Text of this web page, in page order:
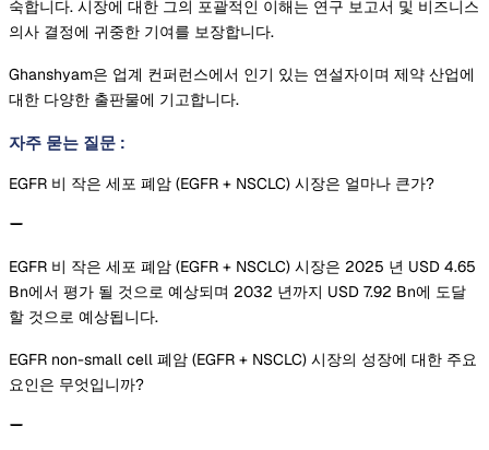
숙합니다. 시장에 대한 그의 포괄적인 이해는 연구 보고서 및 비즈니스
의사 결정에 귀중한 기여를 보장합니다.
Ghanshyam은 업계 컨퍼런스에서 인기 있는 연설자이며 제약 산업에
대한 다양한 출판물에 기고합니다.
자주 묻는 질문 :
EGFR 비 작은 세포 폐암 (EGFR + NSCLC) 시장은 얼마나 큰가?
EGFR 비 작은 세포 폐암 (EGFR + NSCLC) 시장은 2025 년 USD 4.65
Bn에서 평가 될 것으로 예상되며 2032 년까지 USD 7.92 Bn에 도달
할 것으로 예상됩니다.
EGFR non-small cell 폐암 (EGFR + NSCLC) 시장의 성장에 대한 주요
요인은 무엇입니까?